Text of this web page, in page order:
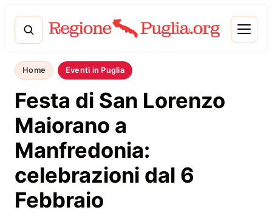
Home Eventi in Puglia
Festa di San Lorenzo
Maiorano a
Manfredonia:
celebrazioni dal 6
Febbraio